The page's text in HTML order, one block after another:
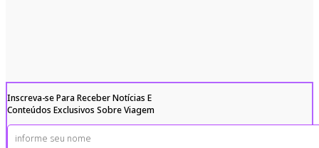
Inscreva-se Para Receber Notícias E
Conteúdos Exclusivos Sobre Viagem